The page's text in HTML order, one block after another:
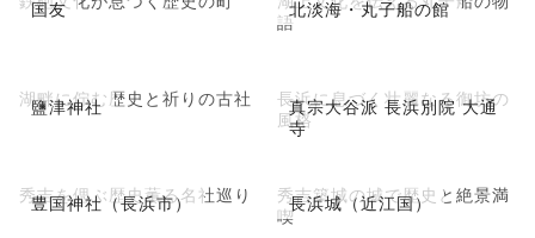
国友 北淡海・丸子船の館
語
鹽津神社
湖畔に佇む歴史と祈りの古社
真宗大谷派 長浜別院 大通
寺
長浜に息づく壮麗なる御坊の
風格
豊国神社（長浜市）
秀吉を偲ぶ歴史薫る名社巡り 長浜城（近江国）
秀吉築城の城で歴史と絶景満
喫